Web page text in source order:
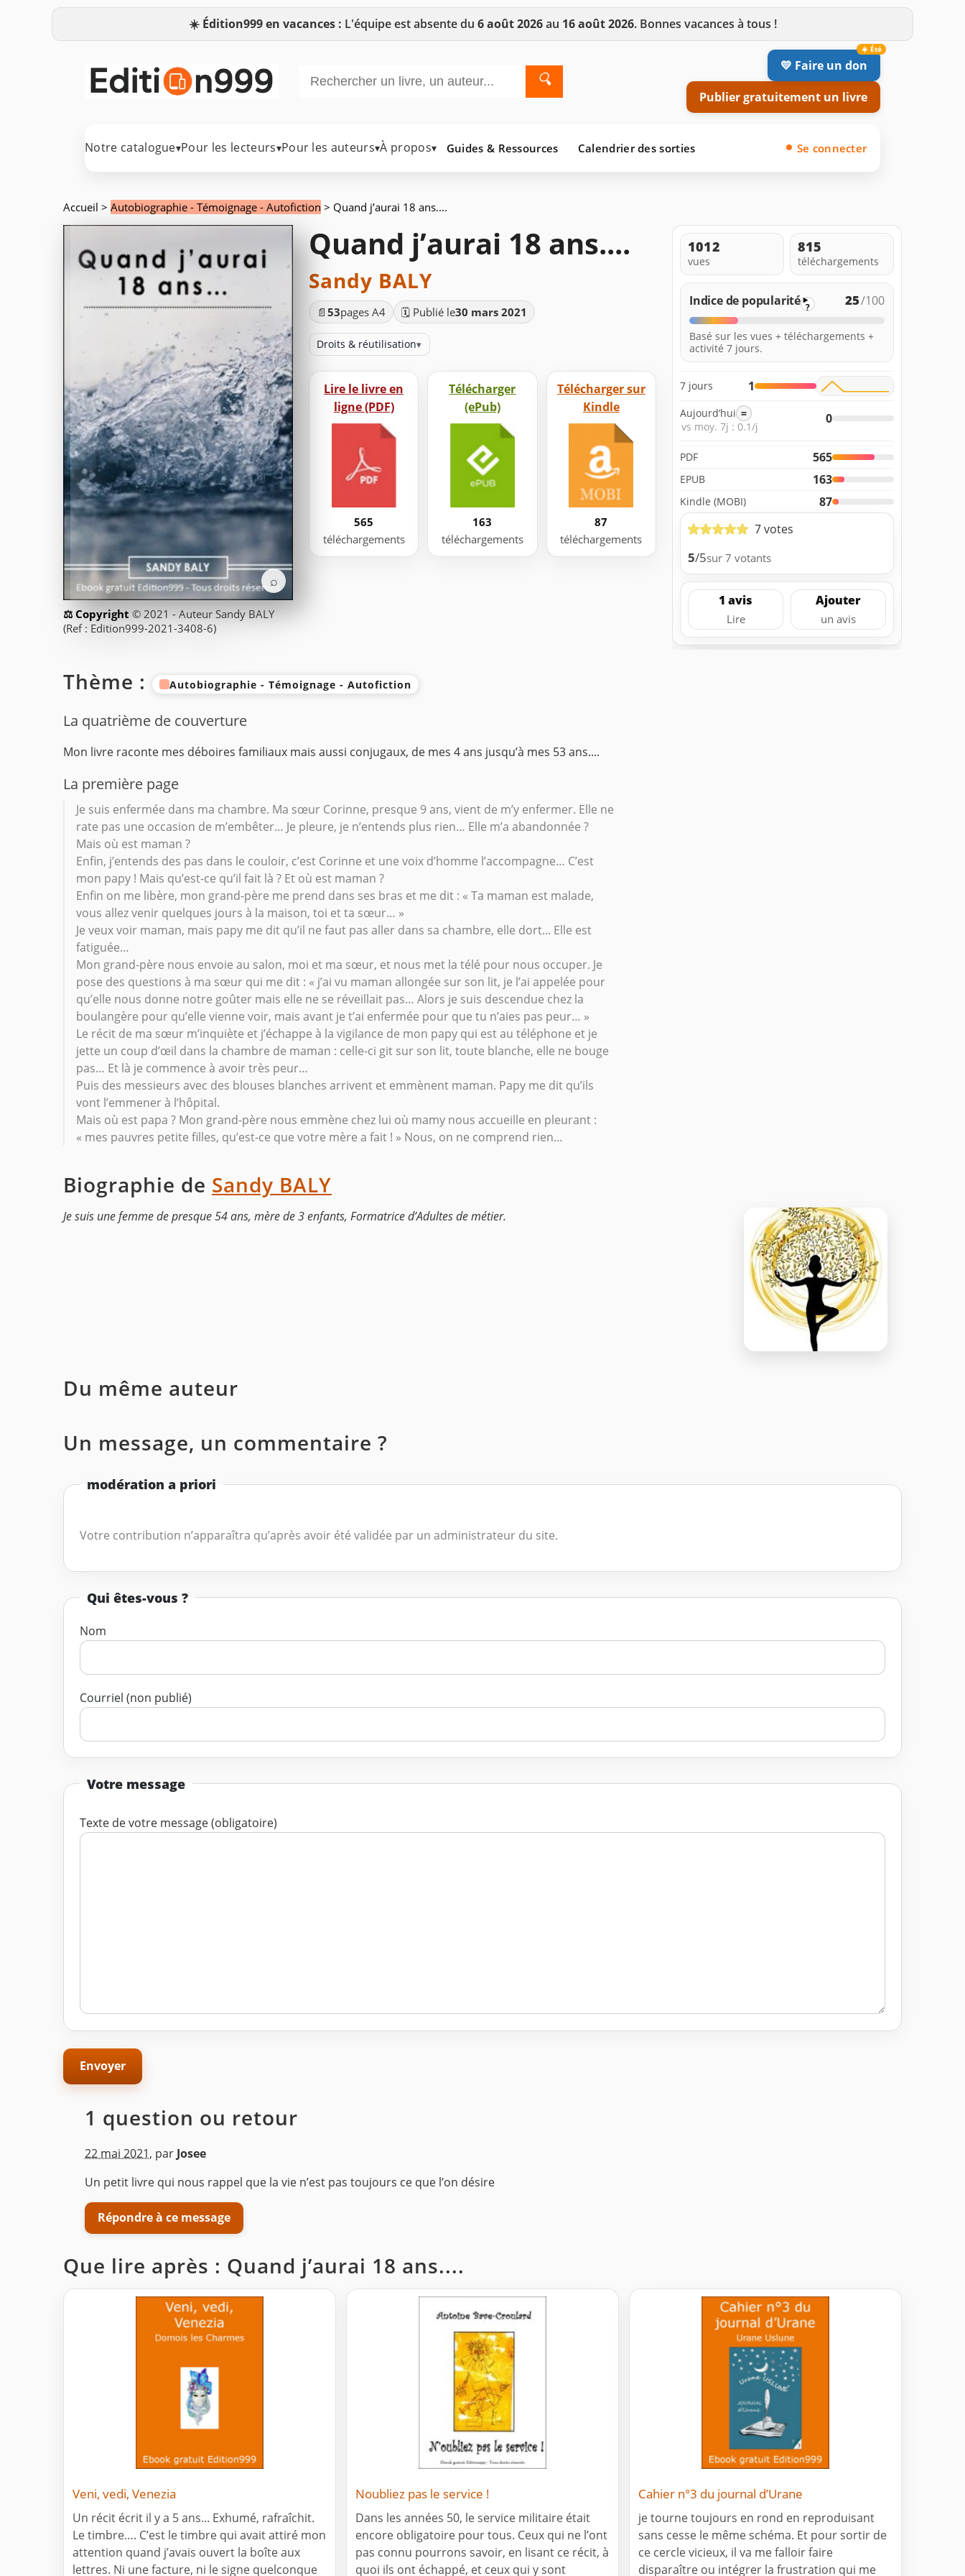
☀️ Édition999 en vacances : L'équipe est absente du 6 août 2026au 16 août 2026. Bonnes vacances à tous !
🔍
💛 Faire un don
Publier gratuitement un livre
Notre catalogue▾Pour les lecteurs▾Pour les auteurs▾À propos▾ Guides & Ressources Calendrier des sorties Se connecter
Accueil > Autobiographie - Témoignage - Autofiction > Quand j’aurai 18 ans....
⌕
© 2021 - Auteur Sandy BALY
(Ref : Edition999-2021-3408-6)
Quand j’aurai 18 ans....
Sandy BALY
📄 53pages A4 🗓️ Publié le30 mars 2021
Droits & réutilisation▾
Lire le livre en
ligne (PDF)
565
téléchargements
Télécharger
(ePub)
163
téléchargements
Télécharger sur
Kindle
87
téléchargements
1012
vues
815
téléchargements
Indice de popularité ? 25/100
Basé sur les vues + téléchargements +
activité 7 jours.
7 jours 1
Aujourd’hui =
vs moy. 7j : 0.1/j
0
PDF 565
EPUB 163
Kindle (MOBI)
87
7 votes
5/5sur 7 votants
1 avis
Lire
Ajouter
un avis
Thème : Autobiographie - Témoignage - Autofiction
La quatrième de couverture
Mon livre raconte mes déboires familiaux mais aussi conjugaux, de mes 4 ans jusqu’à mes 53 ans....
La première page
Je suis enfermée dans ma chambre. Ma sœur Corinne, presque 9 ans, vient de m’y enfermer. Elle ne
rate pas une occasion de m’embêter… Je pleure, je n’entends plus rien… Elle m’a abandonnée ?
Mais où est maman ?
Enfin, j’entends des pas dans le couloir, c’est Corinne et une voix d’homme l’accompagne… C’est
mon papy ! Mais qu’est-ce qu’il fait là ? Et où est maman ?
Enfin on me libère, mon grand-père me prend dans ses bras et me dit : « Ta maman est malade,
vous allez venir quelques jours à la maison, toi et ta sœur… »
Je veux voir maman, mais papy me dit qu’il ne faut pas aller dans sa chambre, elle dort... Elle est
fatiguée…
Mon grand-père nous envoie au salon, moi et ma sœur, et nous met la télé pour nous occuper. Je
pose des questions à ma sœur qui me dit : « j’ai vu maman allongée sur son lit, je l’ai appelée pour
qu’elle nous donne notre goûter mais elle ne se réveillait pas… Alors je suis descendue chez la
boulangère pour qu’elle vienne voir, mais avant je t’ai enfermée pour que tu n’aies pas peur… »
Le récit de ma sœur m’inquiète et j’échappe à la vigilance de mon papy qui est au téléphone et je
jette un coup d’œil dans la chambre de maman : celle-ci git sur son lit, toute blanche, elle ne bouge
pas… Et là je commence à avoir très peur…
Puis des messieurs avec des blouses blanches arrivent et emmènent maman. Papy me dit qu’ils
vont l’emmener à l’hôpital.
Mais où est papa ? Mon grand-père nous emmène chez lui où mamy nous accueille en pleurant :
« mes pauvres petite filles, qu’est-ce que votre mère a fait ! » Nous, on ne comprend rien…
Biographie de Sandy BALY
Je suis une femme de presque 54 ans, mère de 3 enfants, Formatrice d’Adultes de métier.
Du même auteur
Un message, un commentaire ?
modération a priori
Votre contribution n’apparaîtra qu’après avoir été validée par un administrateur du site.
Qui êtes-vous ?
Nom
Courriel (non publié)
Votre message
Texte de votre message (obligatoire)
1 question ou retour
22 mai 2021, par Josee
Un petit livre qui nous rappel que la vie n’est pas toujours ce que l’on désire
Répondre à ce message
Que lire après : Quand j’aurai 18 ans....
Veni, vedi, Venezia
Un récit écrit il y a 5 ans... Exhumé, rafraîchit.
Le timbre…. C’est le timbre qui avait attiré mon
attention quand j’avais ouvert la boîte aux
lettres. Ni une facture, ni le signe quelconque
Noubliez pas le service !
Dans les années 50, le service militaire était
encore obligatoire pour tous. Ceux qui ne l’ont
pas connu pourrons savoir, en lisant ce récit, à
quoi ils ont échappé, et ceux qui y sont
Cahier n°3 du journal d’Urane
je tourne toujours en rond en reproduisant
sans cesse le même schéma. Et pour sortir de
ce cercle vicieux, il va me falloir faire
disparaître ou intégrer la frustration qui me